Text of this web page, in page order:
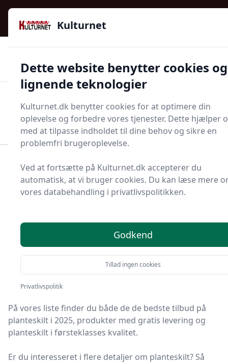
Kulturnet - Alt Det Gode I Livet | Din Kulturguide Siden
2016
97 kategorier 👍Kun godkendte butikker
Start søgning
Start søgning
Forside Bolig og indretning
Terrasse og have
Planteskilt
Find de bedste
planteskilt - 12
valgmuligheder
Du er landet på Kulturnet, hvor du finder de bedste
planteskilt. Vi har udvalgt 12 produkter til dig!
På vores liste finder du både de de bedste tilbud på
planteskilt i 2025, produkter med gratis levering og
planteskilt i førsteklasses kvalitet.
Er du interesseret i flere detaljer om planteskilt? Så
Kulturnet
Dette website benytter cookies og
lignende teknologier
Kulturnet.dk benytter cookies for at optimere din
oplevelse og forbedre vores tjenester. Dette hjælper
med at tilpasse indholdet til dine behov og sikre en
problemfri brugeroplevelse.
Ved at fortsætte på Kulturnet.dk accepterer du
automatisk, at vi bruger cookies. Du kan læse mere
vores databehandling i privatlivspolitikken.
Godkend
Tillad ingen cookies
Privatlivspolitik